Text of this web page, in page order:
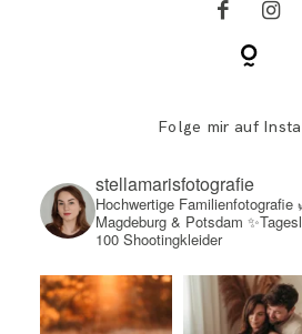
Folge mir auf
stellamarisfotografie
Hochwertige Familienfotografie
Magdeburg & Potsdam
100 Shootingkleider